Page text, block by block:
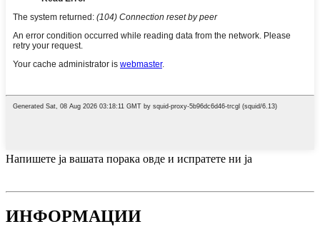
Напишете ја вашата порака овде и испратете ни ја
ИНФОРМАЦИИ